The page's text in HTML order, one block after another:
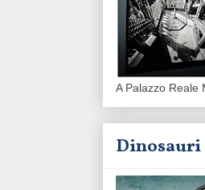
A Palazzo Reale